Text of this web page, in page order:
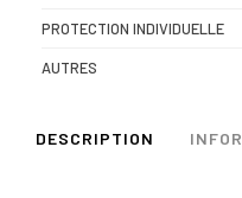
PROTECTION INDIVIDUELLE
AUTRES
DESCRIPTION